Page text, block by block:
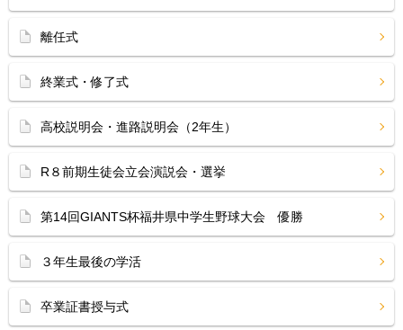
離任式
終業式・修了式
高校説明会・進路説明会（2年生）
R８前期生徒会立会演説会・選挙
第14回GIANTS杯福井県中学生野球大会 優勝
３年生最後の学活
卒業証書授与式